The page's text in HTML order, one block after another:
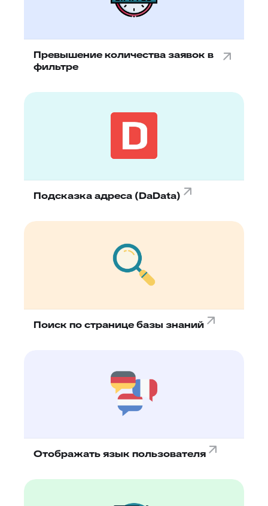
Превышение количества заявок в
фильтре
Подсказка адреса (DaData)
Поиск по странице базы знаний
Отображать язык пользователя